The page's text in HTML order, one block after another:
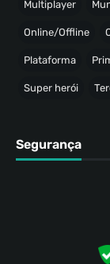
Multiplayer
Online/Offline
Plataforma
Super herói
Segurança